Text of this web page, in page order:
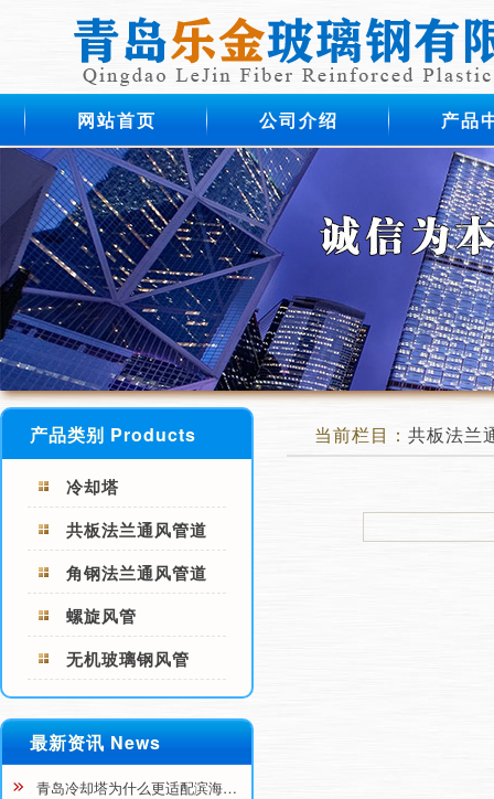
网站首页 公司介绍 产品
产品类别 Products
冷却塔
共板法兰通风管道
角钢法兰通风管道
螺旋风管
无机玻璃钢风管
最新资讯 News
青岛冷却塔为什么更适配滨海…
当前栏目： 共板法兰